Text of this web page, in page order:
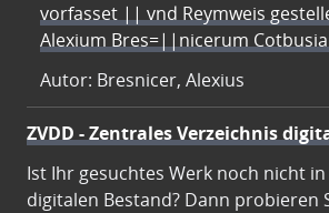
vorfasset || vnd Reymweis
Alexium Bres=||nicerum
Autor: Bresnicer, Alexius
ZVDD - Zentrales Verzeichnis
Ist Ihr gesuchtes Werk noch nicht
digitalen Bestand? Dann probieren